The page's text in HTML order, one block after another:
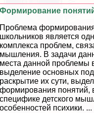
Формирование
Проблема
школьников является
комплекса проблем,
мышления. В задачи
места данной проблемы
выделение основных
раскрытие их сути,
формирования понятий,
специфике детского
особенностей психики. ...